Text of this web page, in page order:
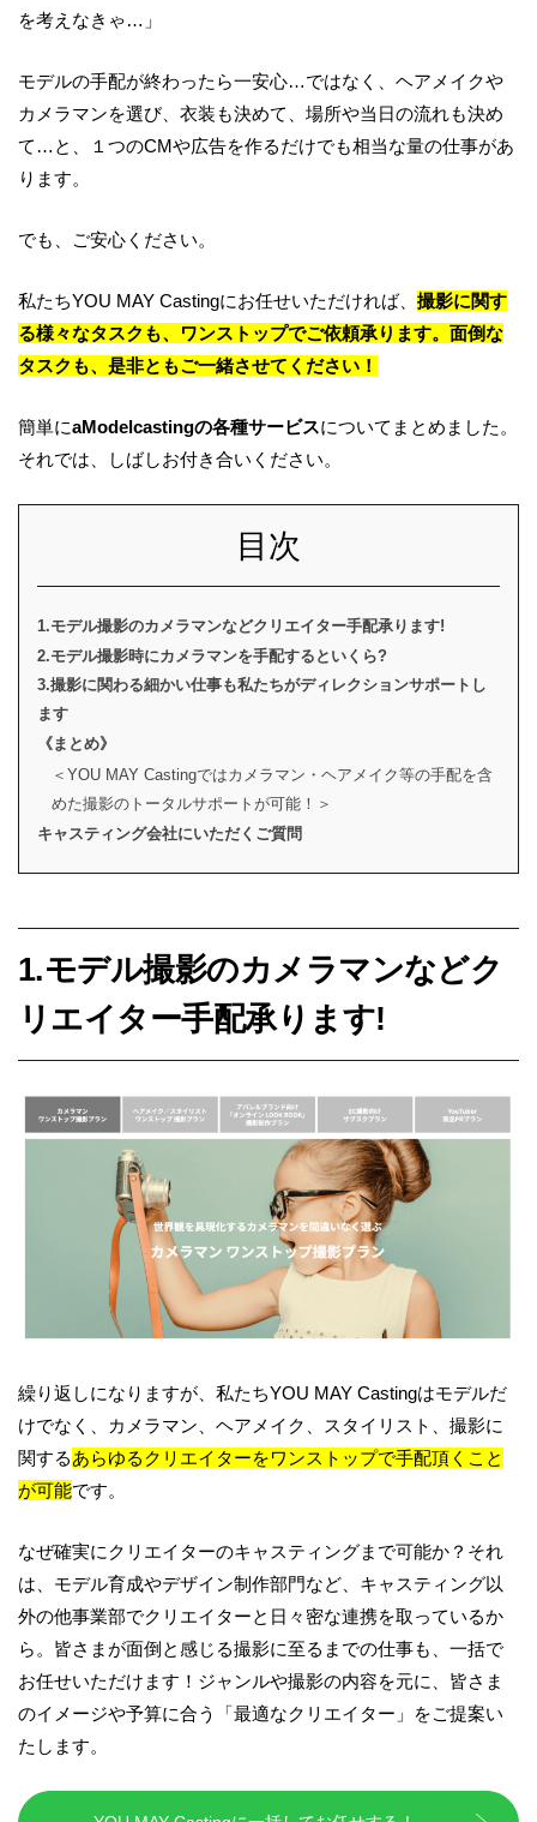
を考えなきゃ…」
モデルの手配が終わったら一安心…ではなく、ヘアメイクや
カメラマンを選び、衣装も決めて、場所や当日の流れも決め
て…と、１つのCMや広告を作るだけでも相当な量の仕事があ
ります。
でも、ご安心ください。
私たちYOU MAY Castingにお任せいただければ、 撮影に関す
る様々なタスクも、ワンストップでご依頼承ります。面倒な
タスクも、是非ともご一緒させてください！
簡単にaModelcastingの各種サービスについてまとめました。
それでは、しばしお付き合いください。
目次
1.モデル撮影のカメラマンなどクリエイター手配承ります!
2.モデル撮影時にカメラマンを手配するといくら?
3.撮影に関わる細かい仕事も私たちがディレクションサポートし
ます
《まとめ》
＜YOU MAY Castingではカメラマン・ヘアメイク等の手配を含
めた撮影のトータルサポートが可能！＞
キャスティング会社にいただくご質問
1.モデル撮影のカメラマンなどク
リエイター手配承ります!
繰り返しになりますが、私たちYOU MAY Castingはモデルだ
けでなく、カメラマン、ヘアメイク、スタイリスト、撮影に
関するあらゆるクリエイターをワンストップで手配頂くこと
が可能です。
なぜ確実にクリエイターのキャスティングまで可能か？それ
は、モデル育成やデザイン制作部門など、キャスティング以
外の他事業部でクリエイターと日々密な連携を取っているか
ら。皆さまが面倒と感じる撮影に至るまでの仕事も、一括で
お任せいただけます！ジャンルや撮影の内容を元に、皆さま
のイメージや予算に合う「最適なクリエイター」をご提案い
たします。